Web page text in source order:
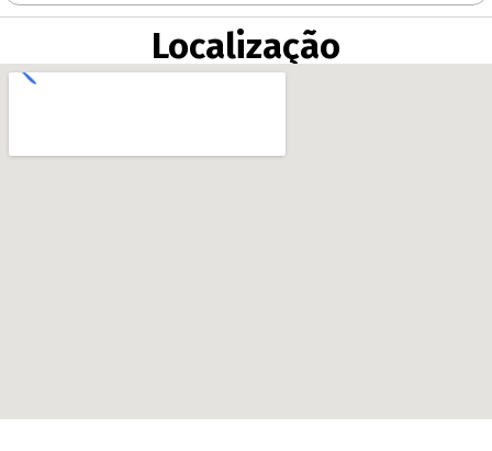
Localização